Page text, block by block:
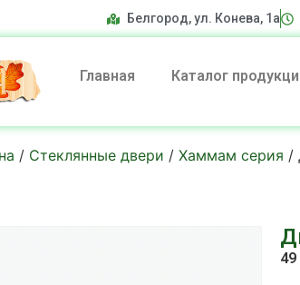
Белгород, ул. Конева, 1а
Главная Каталог
/ Стеклянные двери / Хаммам серия /
49